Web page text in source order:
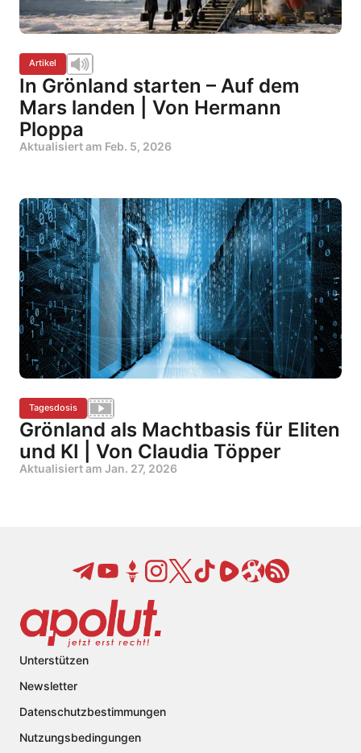
Artikel
In Grönland starten – Auf dem
Mars landen | Von Hermann
Ploppa
Aktualisiert am Feb. 5, 2026
Tagesdosis
Grönland als Machtbasis für Eliten
und KI | Von Claudia Töpper
Aktualisiert am Jan. 27, 2026
Unterstützen
Newsletter
Datenschutzbestimmungen
Nutzungsbedingungen